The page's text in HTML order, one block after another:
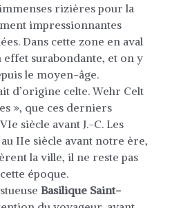
rizières pour la
impressionnantes
Dans cette zone en aval
effet surabondante, et on y
le moyen-âge.
d’origine celte. Wehr Celt
», que ces derniers
siècle avant J.-C. Les
IIe siècle avant notre ère,
la ville, il ne reste pas
époque.
Basilique Saint-